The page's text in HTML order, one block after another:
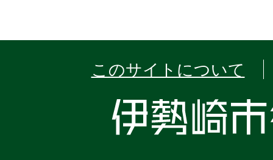
このサイトについて